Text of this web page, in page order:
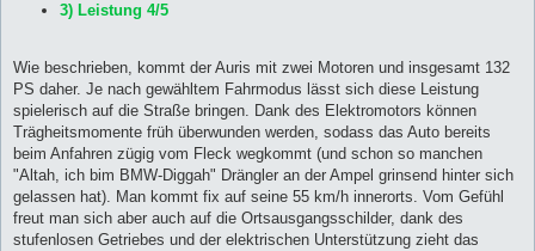
3) Leistung 4/5
Wie beschrieben, kommt der Auris mit zwei Motoren und insgesamt 132
PS daher. Je nach gewähltem Fahrmodus lässt sich diese Leistung
spielerisch auf die Straße bringen. Dank des Elektromotors können
Trägheitsmomente früh überwunden werden, sodass das Auto bereits
beim Anfahren zügig vom Fleck wegkommt (und schon so manchen
"Altah, ich bim BMW-Diggah" Drängler an der Ampel grinsend hinter sich
gelassen hat). Man kommt fix auf seine 55 km/h innerorts. Vom Gefühl
freut man sich aber auch auf die Ortsausgangsschilder, dank des
stufenlosen Getriebes und der elektrischen Unterstützung zieht das